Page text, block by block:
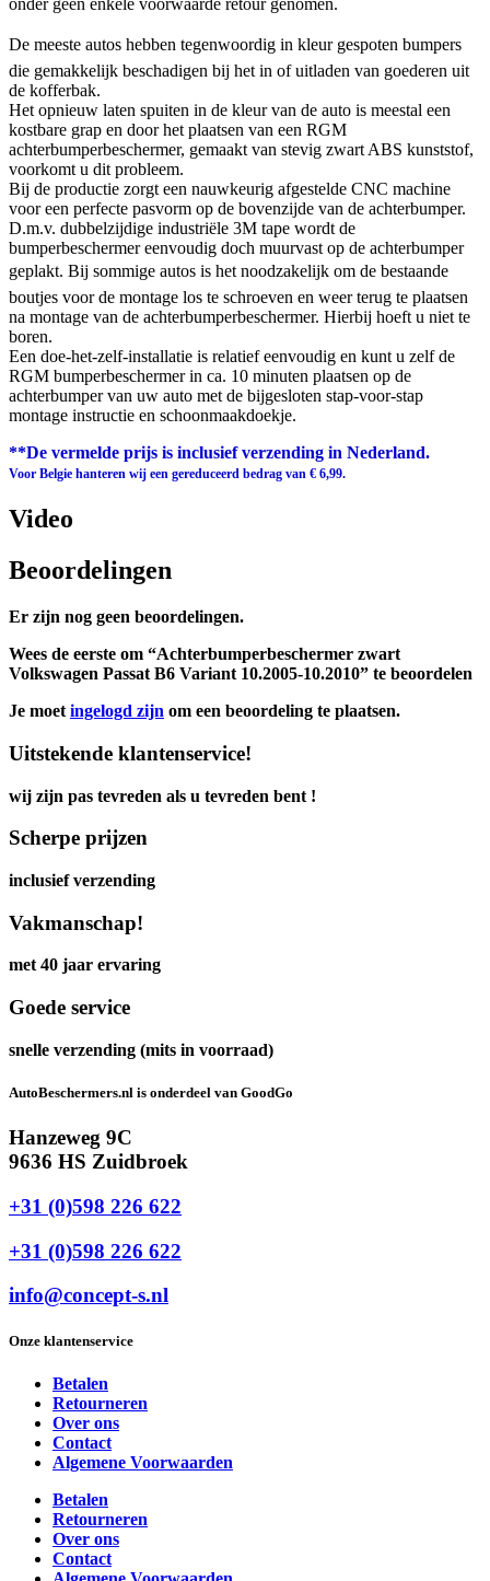
onder geen enkele voorwaarde retour genomen.
De meeste autos hebben tegenwoordig in kleur gespoten bumpers
die gemakkelijk beschadigen bij het in of uitladen van goederen uit
de kofferbak.
Het opnieuw laten spuiten in de kleur van de auto is meestal een
kostbare grap en door het plaatsen van een RGM
achterbumperbeschermer, gemaakt van stevig zwart ABS kunststof,
voorkomt u dit probleem.
Bij de productie zorgt een nauwkeurig afgestelde CNC machine
voor een perfecte pasvorm op de bovenzijde van de achterbumper.
D.m.v. dubbelzijdige industriële 3M tape wordt de
bumperbeschermer eenvoudig doch muurvast op de achterbumper
geplakt. Bij sommige autos is het noodzakelijk om de bestaande
boutjes voor de montage los te schroeven en weer terug te plaatsen
na montage van de achterbumperbeschermer. Hierbij hoeft u niet te
boren.
Een doe-het-zelf-installatie is relatief eenvoudig en kunt u zelf de
RGM bumperbeschermer in ca. 10 minuten plaatsen op de
achterbumper van uw auto met de bijgesloten stap-voor-stap
montage instructie en schoonmaakdoekje.
**De vermelde prijs is inclusief verzending in Nederland.
Voor Belgie hanteren wij een gereduceerd bedrag van € 6,99.
Video
Beoordelingen
Er zijn nog geen beoordelingen.
Wees de eerste om “Achterbumperbeschermer zwart
Volkswagen Passat B6 Variant 10.2005-10.2010” te beoordelen
Je moet ingelogd zijn om een beoordeling te plaatsen.
Uitstekende klantenservice!
wij zijn pas tevreden als u tevreden bent !
Scherpe prijzen
inclusief verzending
Vakmanschap!
met 40 jaar ervaring
Goede service
snelle verzending (mits in voorraad)
AutoBeschermers.nl is onderdeel van GoodGo
Hanzeweg 9C
9636 HS Zuidbroek
+31 (0)598 226 622
+31 (0)598 226 622
info@concept-s.nl
Onze klantenservice
Betalen
Retourneren
Over ons
Contact
Algemene Voorwaarden
Betalen
Retourneren
Over ons
Contact